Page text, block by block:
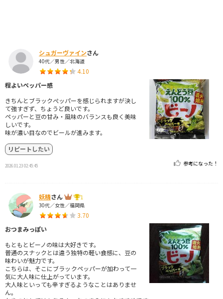
シュガーヴァインさん
40代／男性／北海道
4.10
程よいペッパー感
きちんとブラックぺッパーを感じられますが決し
て強すぎず、ちょうど良いです。
ペッパーと豆の甘み・風味のバランスも良く美味
しいです。
味が濃い目なのでビールが進みます。
リピートしたい
2026.01.23 02:45:45 参考になった！
妖精さん
1
30代／女性／福岡県
3.70
おつまみっぽい
もともとビーノの味は大好きです。
普通のスナックとは違う独特の軽い食感に、豆の
味わいが魅力です。
こちらは、そこにブラックペッパーが加わって一
気に大人味に仕上がっています。
大人味といっても辛すぎるようなことはありませ
ん。